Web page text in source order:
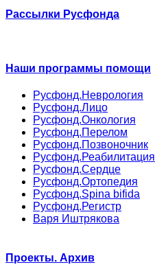
Рассылки Русфонда
Наши программы помощи
Русфонд.Неврология
Русфонд.Лицо
Русфонд.Онкология
Русфонд.Перелом
Русфонд.Позвоночник
Русфонд.Реабилитация
Русфонд.Сердце
Русфонд.Ортопедия
Русфонд.Spina bifida
Русфонд.Регистр
Варя Иштрякова
Проекты. Архив